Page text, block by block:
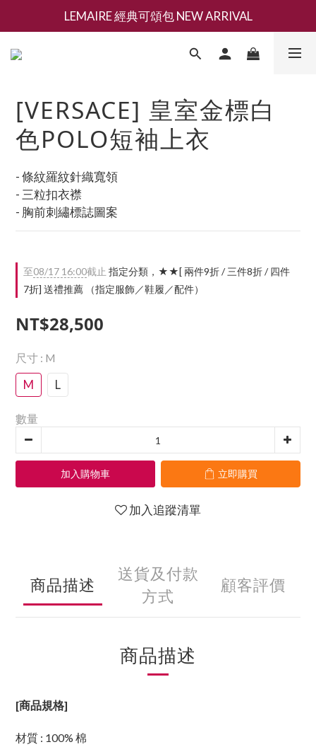
新會員募集現領抵用千元購物金
LEMAIRE 經典可頌包 NEW ARRIVAL
香氛 / 家居 / 餐廚 [ 全館折上兩件9折，三件享85折 】
[VERSACE] 皇室金標白
色POLO短袖上衣
- 條紋羅紋針織寬領
- 三粒扣衣襟
- 胸前刺繡標誌圖案
至08/17 16:00截止 指定分類，★★[ 兩件9折 / 三件8折 / 四件
7折] 送禮推薦 （指定服飾／鞋履／配件）
NT$28,500
尺寸 : M
M L
數量
加入購物車 立即購買
加入追蹤清單
商品描述
送貨及付款
方式
顧客評價
商品描述
[商品規格]
材質 : 100% 棉